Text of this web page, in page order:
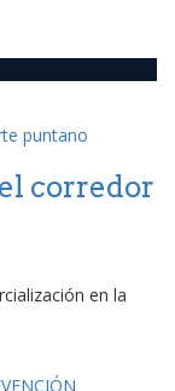
corredor
en la